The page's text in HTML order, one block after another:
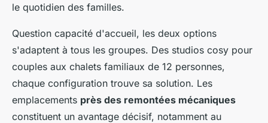
le quotidien des familles.
Question capacité d'accueil, les deux options
s'adaptent à tous les groupes. Des studios cosy pour
couples aux chalets familiaux de 12 personnes,
chaque configuration trouve sa solution. Les
emplacements près des remontées mécaniques
constituent un avantage décisif, notamment au